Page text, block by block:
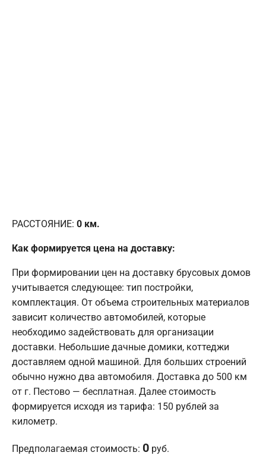
РАССТОЯНИЕ: 0 км.
Как формируется цена на доставку:
При формировании цен на доставку брусовых домов
учитывается следующее: тип постройки,
комплектация. От объема строительных материалов
зависит количество автомобилей, которые
необходимо задействовать для организации
доставки. Небольшие дачные домики, коттеджи
доставляем одной машиной. Для больших строений
обычно нужно два автомобиля. Доставка до 500 км
от г. Пестово — бесплатная. Далее стоимость
формируется исходя из тарифа: 150 рублей за
километр.
Предполагаемая стоимость: 0 руб.